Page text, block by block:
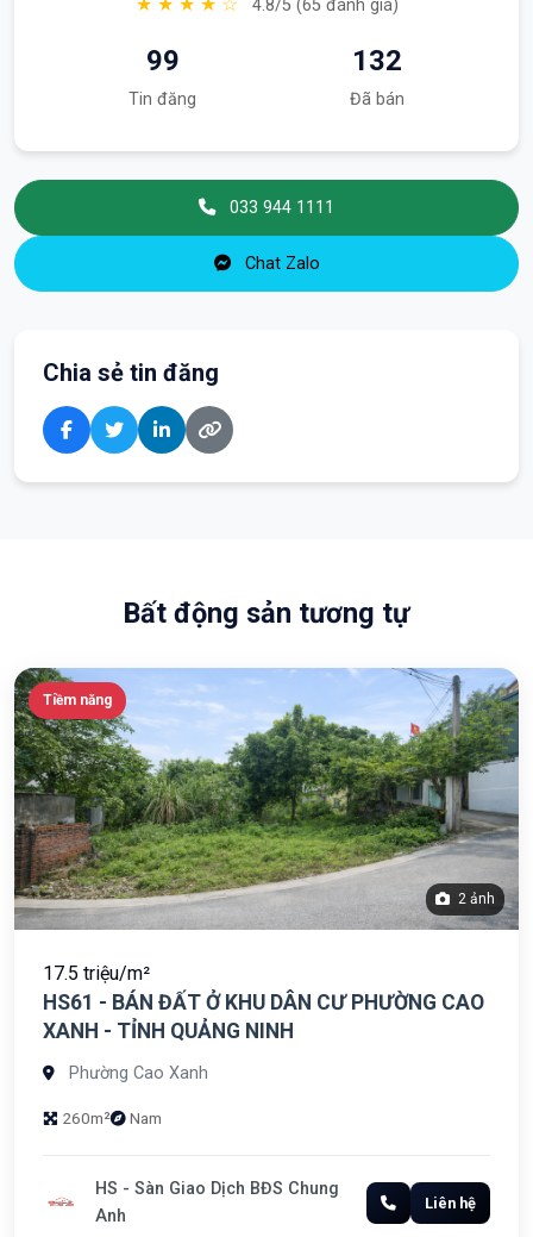
4.8/5 (65 đánh giá)
99
Tin đăng
132
Đã bán
033 944 1111
Chat Zalo
Chia sẻ tin đăng
Bất động sản tương tự
Tiềm năng
2 ảnh
17.5 triệu/m²
HS61 - BÁN ĐẤT Ở KHU DÂN CƯ PHƯỜNG CAO
XANH - TỈNH QUẢNG NINH
Phường Cao Xanh
260m² Nam
HS - Sàn Giao Dịch BĐS Chung
Anh
Liên hệ